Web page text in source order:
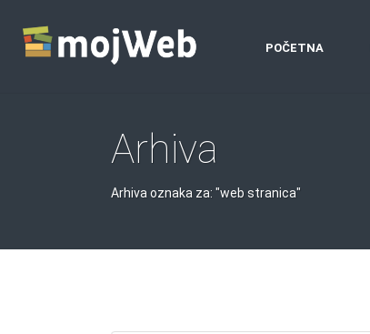
POČETNA
Arhiva
Arhiva oznaka za: "web stranica"